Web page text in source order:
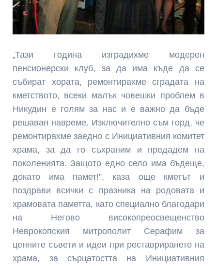
„Тази година изградихме модерен
пенсионерски клуб, за да има къде да се
събират хората, ремонтирахме сградата на
кметството, всеки малък човешки проблем в
Никудин е голям за нас и е важно да бъде
решаван навреме. Изключително съм горд, че
ремонтирахме заедно с Инициативния комитет
храма, за да го съхраним и предадем на
поколенията. Защото едно село има бъдеще,
докато има памет!”, каза още кметът и
поздрави всички с празника на родовата и
храмовата паметта, като специално благодари
на Негово високопреосвещенство
Неврокопския митрополит Серафим за
ценните съвети и идеи при реставрирането на
храма, за сърцатостта на Инициативния